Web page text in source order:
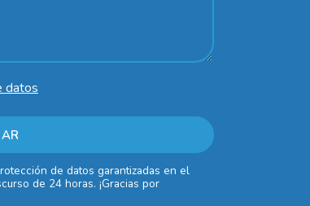
datos
de datos garantizadas en el
de 24 horas. ¡Gracias por